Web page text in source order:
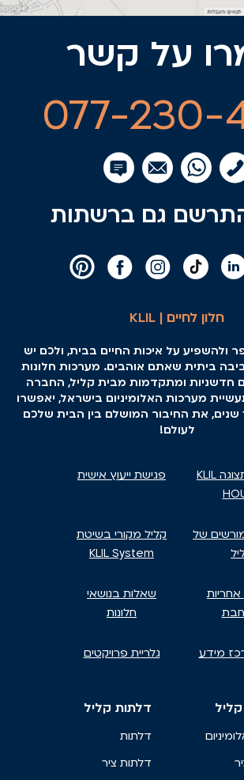
על קשר
077-230-
גם ברשתות
חלון לחיים | KLIL
ולהשפיע על איכות החיים בבית, ולכם יש
ביתית שאתם אוהבים. מערכות חלונות
חדשניות ומתקדמות מבית קליל, החברה
מערכות האלומיניום בישראל, יאפשרו
את החיבור המושלם בין הבית שלכם
לעולם!
אולמות תצוגה KLIL
פגישת ייעוץ אישית
של
קליל מקורי בשיטת
KLIL System
שאלות בנושאי
חלונות
מידע גלריית פרויקטים
דלתות קליל
דלתות
דלתות ציר